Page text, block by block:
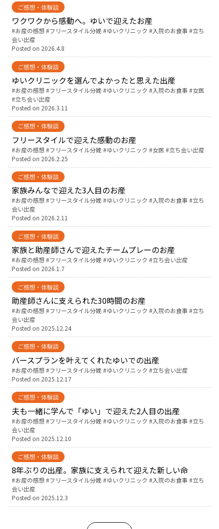
ご感想・体験談
ワクワクから感動へ。ゆいで迎えたお産
Tags:
お産の感想 フリースタイル分娩 ゆいクリニック 入院のお食事
立ち
会い出産
Posted on 2026.4.8
ご感想・体験談
ゆいクリニックを選んでよかったと思えた出産
Tags:
お産の感想 フリースタイル分娩 ゆいクリニック 入院のお食事
女医
立ち会い出産
Posted on 2026.3.11
ご感想・体験談
フリースタイルで迎えた感動のお産
Tags:
お産の感想 フリースタイル分娩 ゆいクリニック 女医
立ち会い出産
Posted on 2026.2.25
ご感想・体験談
家族みんなで迎えた3人目のお産
Tags:
お産の感想 フリースタイル分娩 ゆいクリニック 入院のお食事
立ち
会い出産
Posted on 2026.2.11
ご感想・体験談
家族と助産師さんで迎えたチームプレーのお産
Tags:
お産の感想 フリースタイル分娩 ゆいクリニック
立ち会い出産
Posted on 2026.1.7
ご感想・体験談
助産師さんに支えられた30時間のお産
Tags:
お産の感想 フリースタイル分娩 ゆいクリニック 入院のお食事
立ち
会い出産
Posted on 2025.12.24
ご感想・体験談
バースプランを叶えてくれたゆいでの出産
Tags:
お産の感想 フリースタイル分娩 ゆいクリニック
立ち会い出産
Posted on 2025.12.17
ご感想・体験談
夫も一緒に学んで「ゆい」で迎えた2人目の出産
Tags:
お産の感想 フリースタイル分娩 ゆいクリニック 入院のお食事
立ち
会い出産
Posted on 2025.12.10
ご感想・体験談
8年ぶりの出産。家族に支えられて迎えた新しい命
Tags:
お産の感想 フリースタイル分娩 ゆいクリニック 入院のお食事
立ち
会い出産
Posted on 2025.12.3
‘さんルーム’ でさまざまな講座・クラス
遠方にお住まいで当院での出産を希望される方へ
医師プロフィール
English Page